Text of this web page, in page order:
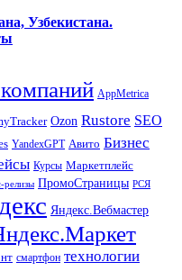
Узбекистана.
AppMetrica
Ozon Rustore SEO
YandexGPT Авито Бизнес
Курсы Маркетплейс
релизы ПромоСтраницы РСЯ
Яндекс.Вебмастер
смартфон технологии